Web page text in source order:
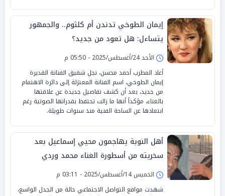
إيمان الطوخي تدندن أم كلثوم.. والجمهور
يتساءل: هل تعود من جديد؟
الأحد 24/أغسطس/2025 - 05:50 م
أعاد المطرب أحمد محسن، نجل شقيق الفنانة القديرة
إيمان الطوخي، اسم الفنانة المعتزلة إلى دائرة الاهتمام
من جديد، بعد أن كشف تفاصيل جديدة عن علاقتها
بالغناء، مؤكداً أنها ما زالت تحتفظ بقدراتها الصوتية رغم
ابتعادها عن الساحة الفنية منذ سنوات طويلة.
أهل النوبة يهاجمون محيي إسماعيل بعد
سخريته من أسطورة الغناء محمد وردي
الخميس 14/أغسطس/2025 - 03:11 م
شهدت مواقع التواصل الاجتماعي حالة من الجدل الواسع،